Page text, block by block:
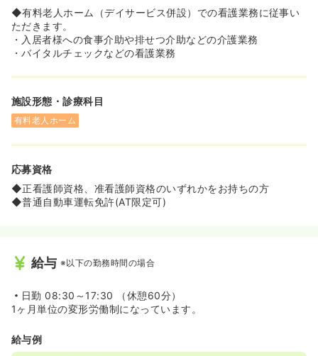
◆有料老人ホーム（デイサービス併設）での看護業務に従事い
ただきます。
・入居者様への食事介助や排せつ介助などの介護業務
・バイタルチェックなどの看護業務
施設形態・診療科目
有料老人ホーム
応募資格
◆正看護師資格、准看護師資格のいずれかをお持ちの方
◆普通自動車運転免許(AT限定可)
給与 ※以下の勤務時間の場合
日勤 08:30～17:30 （休憩60分）
1ヶ月単位の変形労働制になっています。
給与例